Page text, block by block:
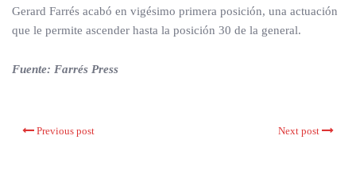
Gerard Farrés acabó en vigésimo primera posición, una actuación
que le permite ascender hasta la posición 30 de la general.
Fuente: Farrés Press
Previous post Next post